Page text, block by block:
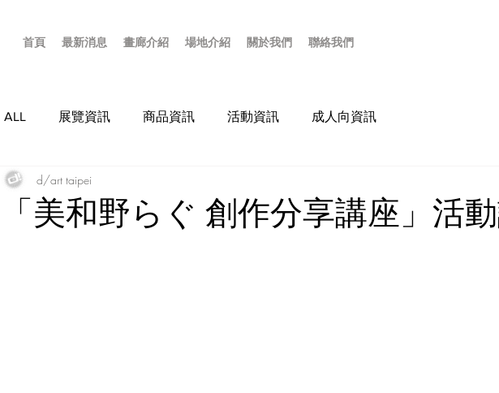
首頁 最新消息 畫廊介紹 場地介紹 關於我們 聯絡我們
ALL 展覽資訊 商品資訊 活動資訊 成人向資訊
「美和野らぐ 創作分享講座」活
d/art taipei